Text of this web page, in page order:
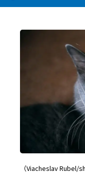
（Viacheslav Rubel/